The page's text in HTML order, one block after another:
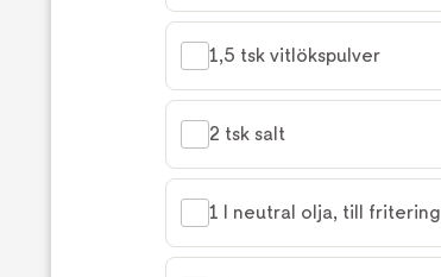
1,5 tsk vitlökspulver
2 tsk salt
1 l neutral olja, till fritering